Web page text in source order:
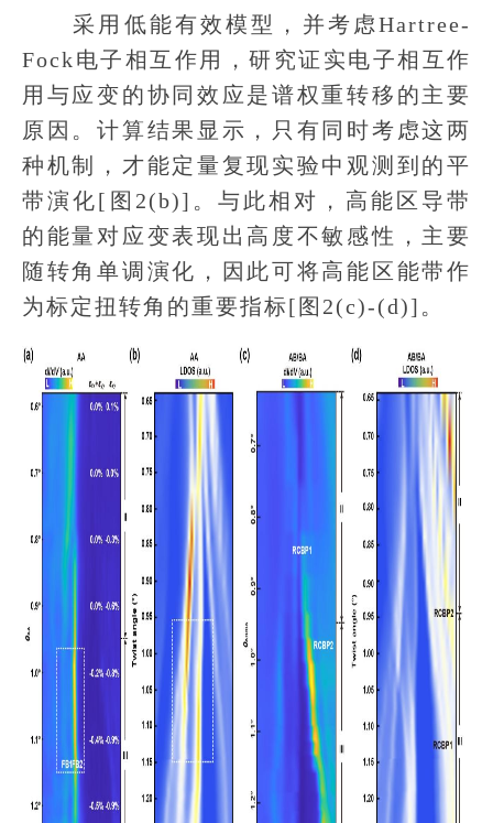
采用低能有效模型，并考虑Hartree-
Fock电子相互作用，研究证实电子相互作
用与应变的协同效应是谱权重转移的主要
原因。计算结果显示，只有同时考虑这两
种机制，才能定量复现实验中观测到的平
带演化[图2(b)]。与此相对，高能区导带
的能量对应变表现出高度不敏感性，主要
随转角单调演化，因此可将高能区能带作
为标定扭转角的重要指标[图2(c)-(d)]。